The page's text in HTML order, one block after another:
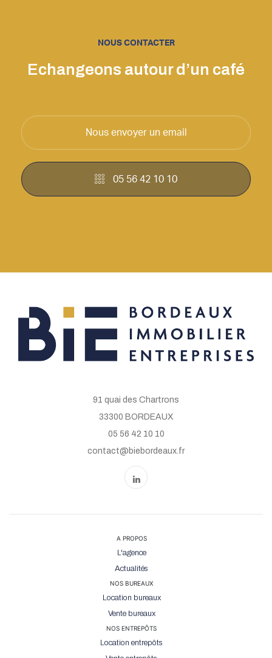
NOUS CONTACTER
Echangeons autour d’un café
Nous envoyer un email
05 56 42 10 10
91 quai des Chartrons
33300 BORDEAUX
05 56 42 10 10
contact@biebordeaux.fr
A PROPOS
L'agence
Actualités
NOS BUREAUX
Location bureaux
Vente bureaux
NOS ENTREPÔTS
Location entrepôts